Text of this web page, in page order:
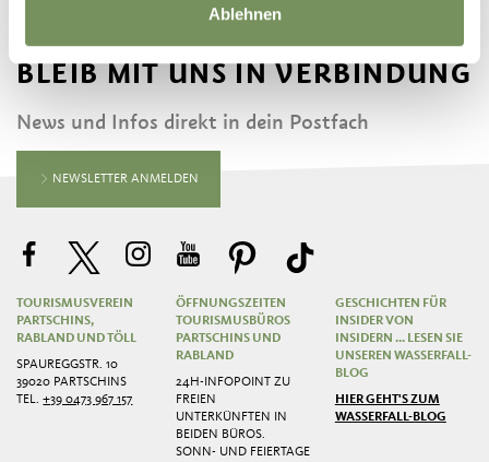
Ablehnen
BLEIB MIT UNS IN VERBINDUNG
News und Infos direkt in dein Postfach
NEWSLETTER ANMELDEN
TOURISMUSVEREIN
PARTSCHINS,
RABLAND UND TÖLL
SPAUREGGSTR. 10
39020 PARTSCHINS
TEL.+39 0473 967 157
ÖFFNUNGSZEITEN
TOURISMUSBÜROS
PARTSCHINS UND
RABLAND
24H-INFOPOINT ZU
FREIEN
UNTERKÜNFTEN IN
BEIDEN BÜROS.
SONN- UND FEIERTAGE
GESCHICHTEN FÜR
INSIDER VON
INSIDERN ... LESEN SIE
UNSEREN WASSERFALL-
BLOG
HIER GEHT'S ZUM
WASSERFALL-BLOG